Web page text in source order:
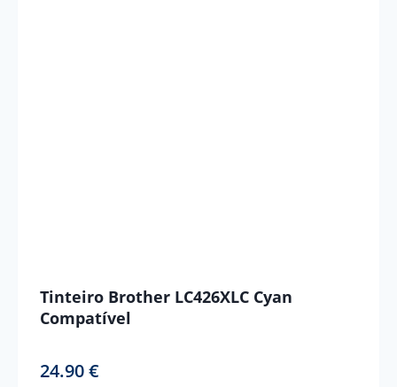
Tinteiro Brother LC426XLC Cyan
Compatível
24.90€